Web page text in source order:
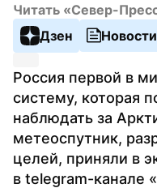
Читать «Север-
Дзен
Новости
Россия первой в
систему, которая
наблюдать за
метеоспутник,
целей, приняли в
в telegram-канале